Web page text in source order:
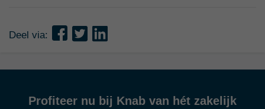
Deel via:
Profiteer nu bij Knab van hét zakelijk